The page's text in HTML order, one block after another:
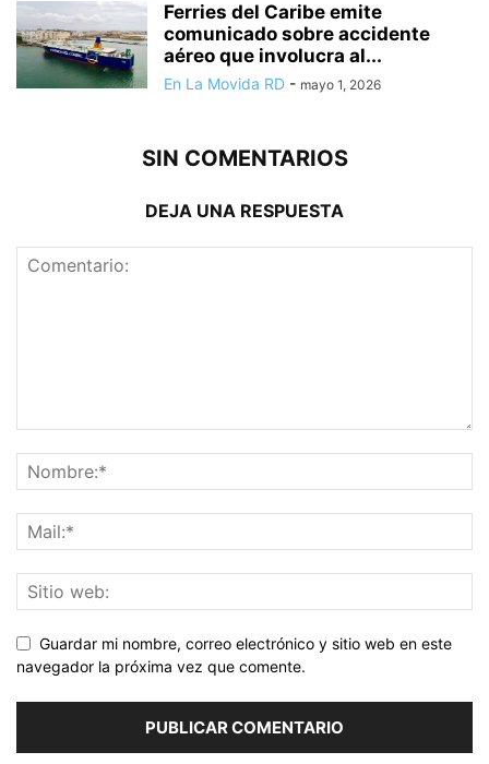
Ferries del Caribe emite
comunicado sobre accidente
aéreo que involucra al...
En La Movida RD - mayo 1, 2026
SIN COMENTARIOS
DEJA UNA RESPUESTA
Guardar mi nombre, correo electrónico y sitio web en este
navegador la próxima vez que comente.